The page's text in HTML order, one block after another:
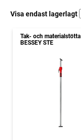
Visa endast lagerlagt
Tak- och materialstötta
BESSEY STE